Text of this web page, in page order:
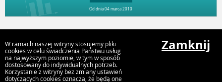
Od dnia 04 marca 2010
Urząd Gminy Chojnów
Fabryczna 1, 59-225 Chojnów
W ramach naszej witryny stosujemy pliki
cookies w celu świadczenia Państwu usług
na najwyższym poziomie, w tym w sposób
dostosowany do indywidualnych potrzeb.
Korzystanie z witryny bez zmiany ustawień
dotyczących cookies oznacza, że będą one
Zamknij